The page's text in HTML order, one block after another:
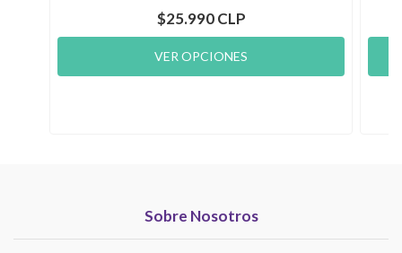
$25.990 CLP
VER OPCIONES
Sobre Nosotros